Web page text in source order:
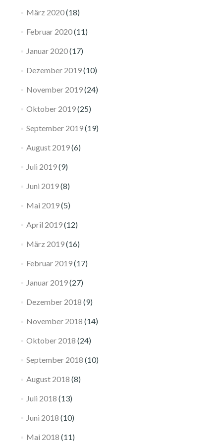
März 2020(18)
Februar 2020(11)
Januar 2020(17)
Dezember 2019(10)
November 2019(24)
Oktober 2019(25)
September 2019(19)
August 2019(6)
Juli 2019(9)
Juni 2019(8)
Mai 2019(5)
April 2019(12)
März 2019(16)
Februar 2019(17)
Januar 2019(27)
Dezember 2018 (9)
November 2018 (14)
Oktober 2018 (24)
September 2018 (10)
August 2018 (8)
Juli 2018 (13)
Juni 2018 (10)
Mai 2018 (11)